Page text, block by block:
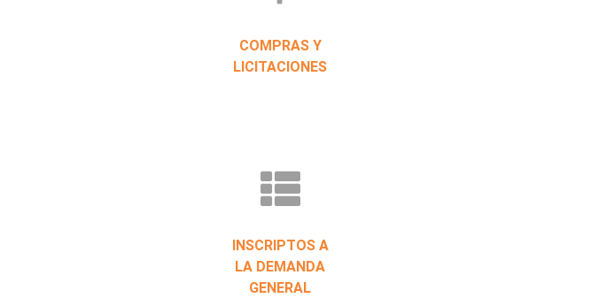
COMPRAS Y
LICITACIONES
INSCRIPTOS A
LA DEMANDA
GENERAL